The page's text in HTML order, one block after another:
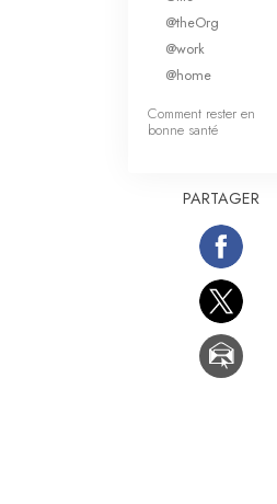
@theOrg
@work
@home
Comment rester en
bonne santé
PARTAGER